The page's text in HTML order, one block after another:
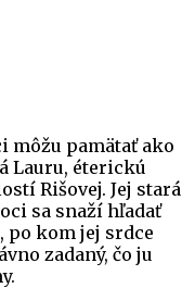
môžu pamätať ako
Lauru, éterickú
Rišovej. Jej stará
sa snaží hľadať
po kom jej srdce
zadaný, čo ju